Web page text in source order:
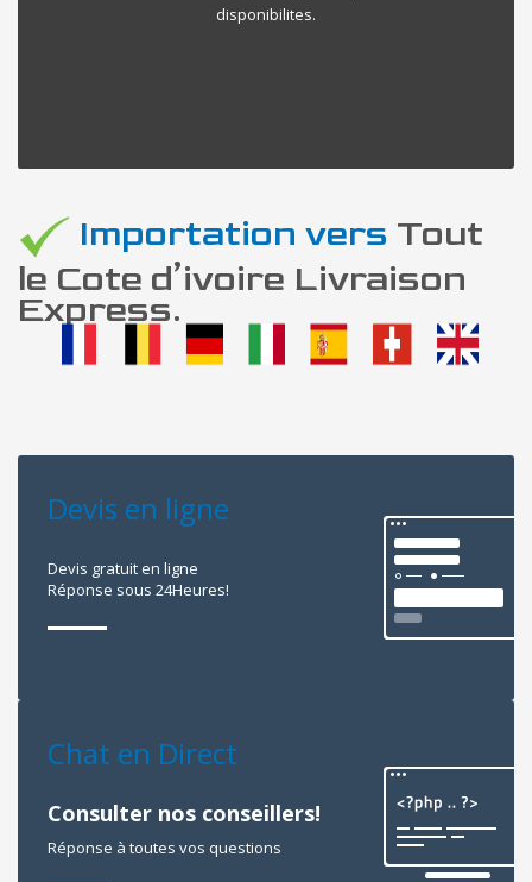
disponibilites.
Importation vers Tout
le Cote d’ivoire Livraison
Express.
Devis en ligne
Devis gratuit en ligne
Réponse sous 24Heures!
Chat en Direct
Consulter nos conseillers!
Réponse à toutes vos questions